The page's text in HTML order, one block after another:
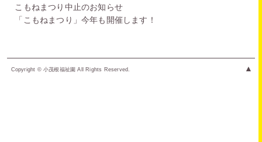
こもねまつり中止のお知らせ
「こもねまつり」今年も開催します！
Copyright © 小茂根福祉園 All Rights Reserved. ▲